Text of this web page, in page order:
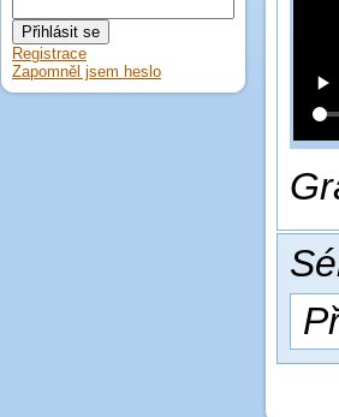
Registrace
Zapomněl jsem heslo